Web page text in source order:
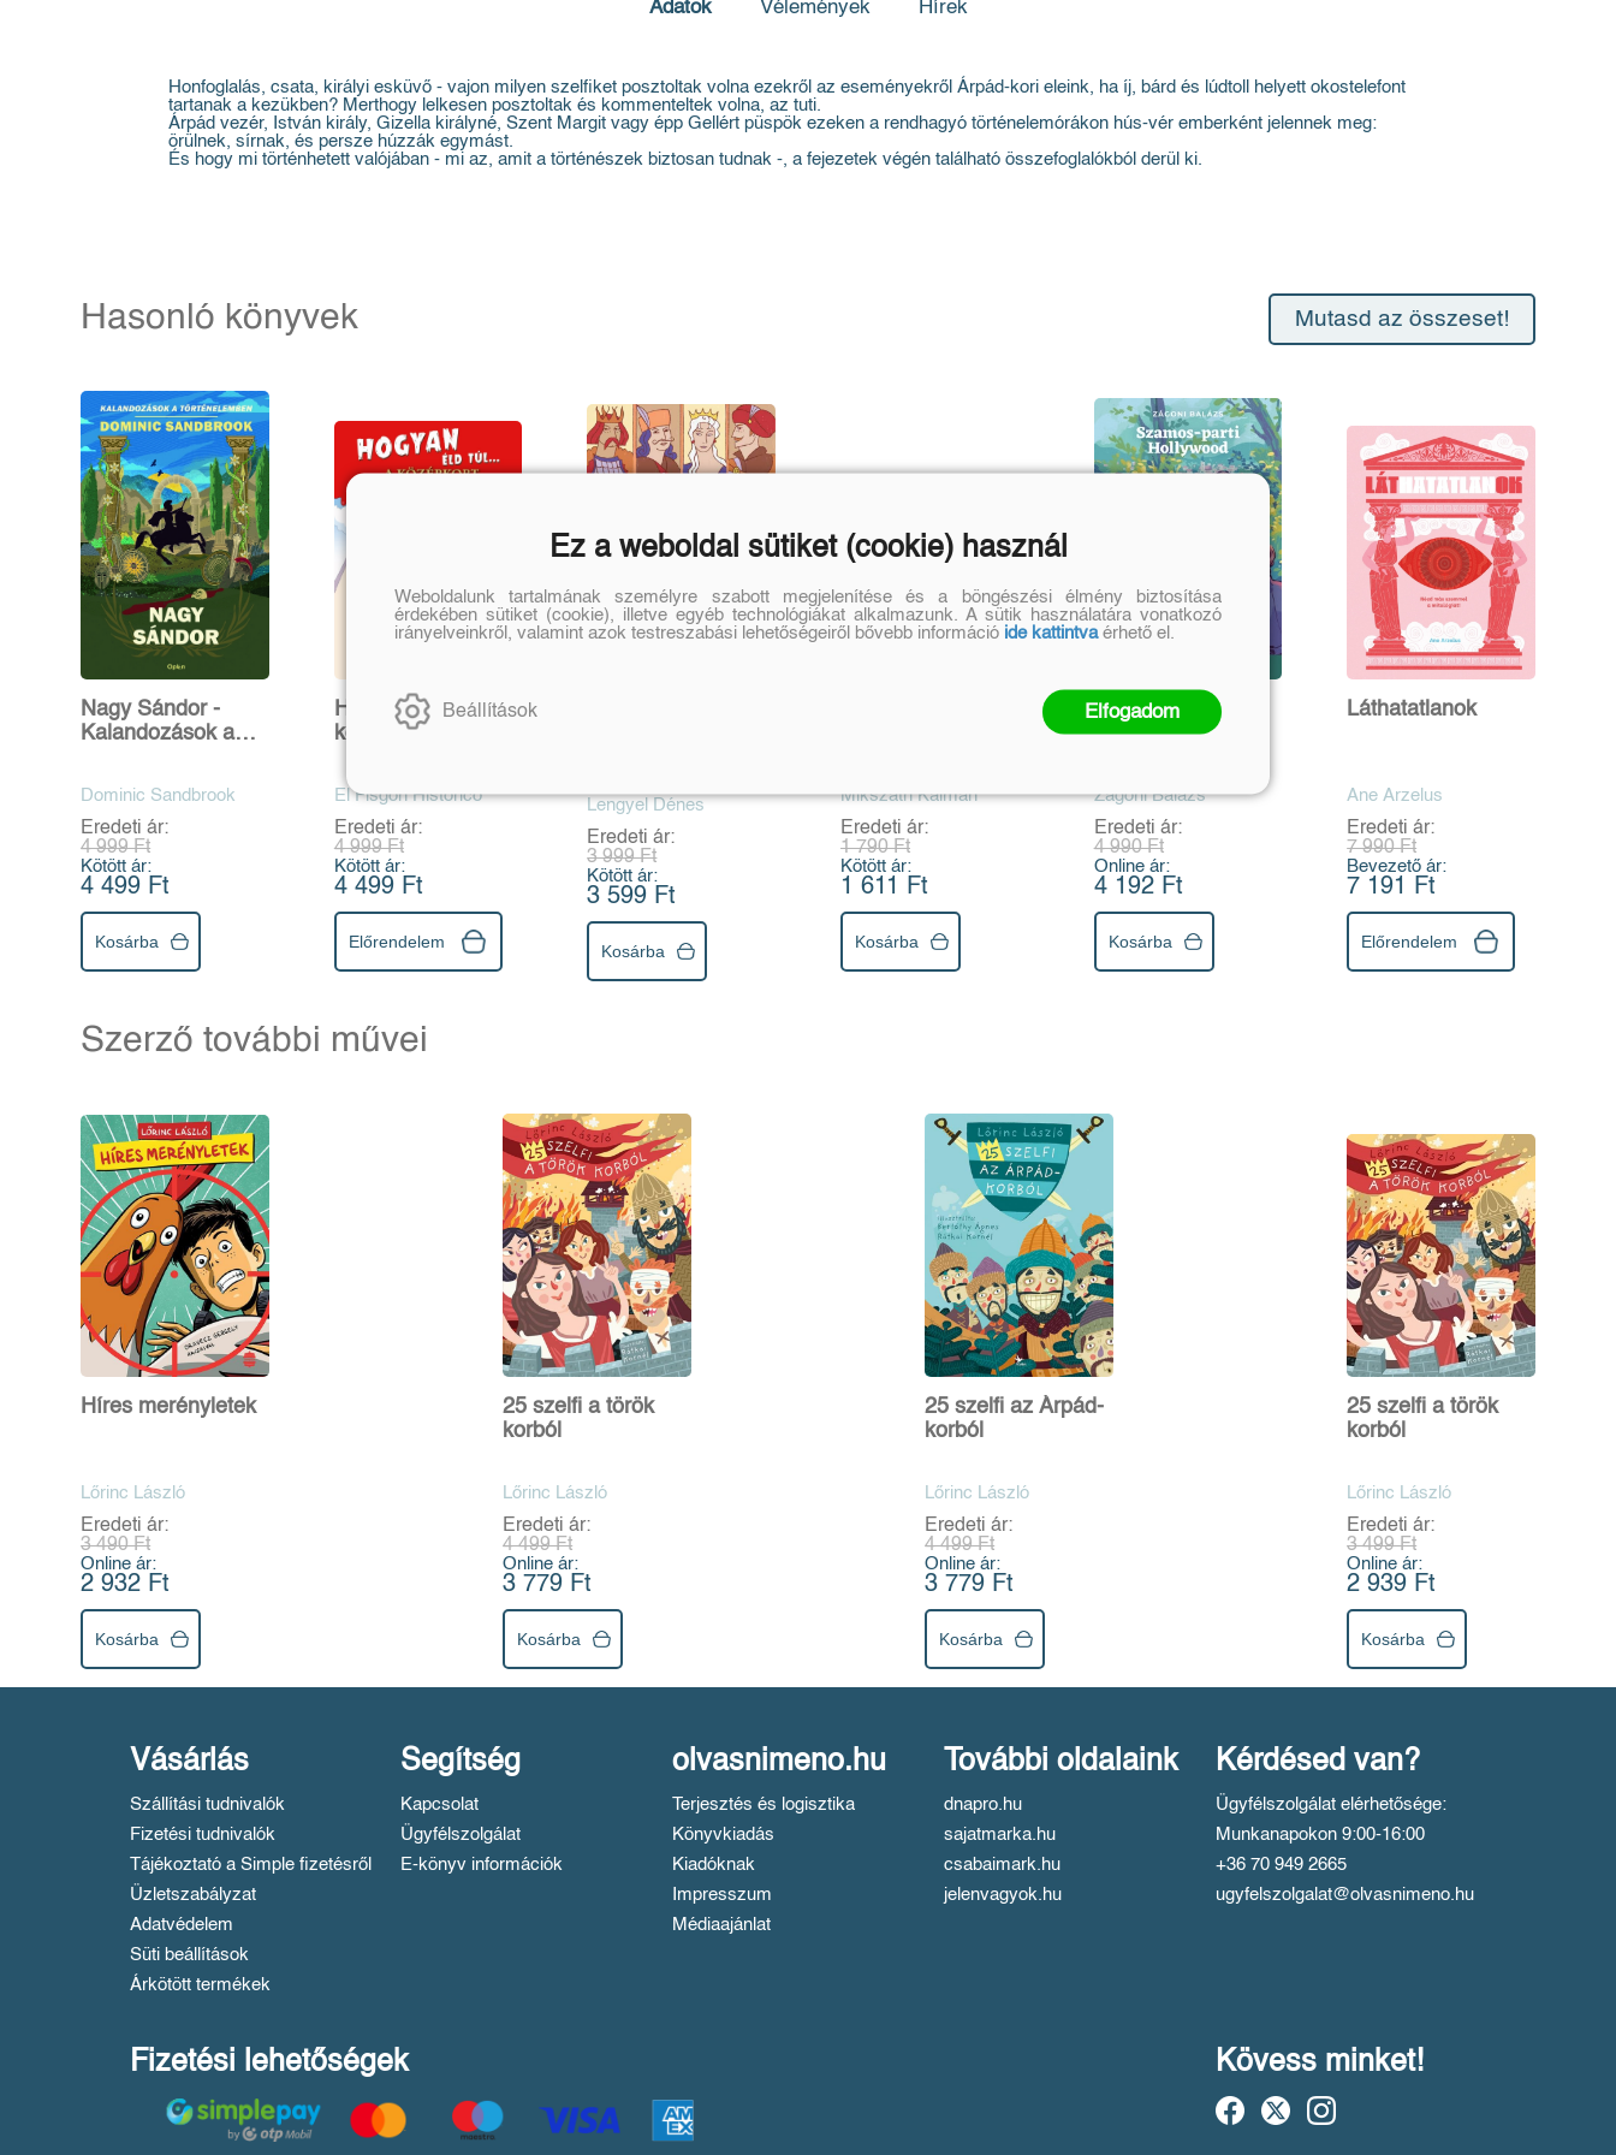
Adatok Vélemények Hírek
Honfoglalás, csata, királyi esküvő - vajon milyen szelfiket posztoltak volna ezekről az eseményekről Árpád-kori eleink, ha íj, bárd és lúdtoll helyett okostelefont
tartanak a kezükben? Merthogy lelkesen posztoltak és kommenteltek volna, az tuti.
Árpád vezér, István király, Gizella királyné, Szent Margit vagy épp Gellért püspök ezeken a rendhagyó történelemórákon hús-vér emberként jelennek meg:
örülnek, sírnak, és persze húzzák egymást.
És hogy mi történhetett valójában - mi az, amit a történészek biztosan tudnak -, a fejezetek végén található összefoglalókból derül ki.
Hasonló könyvek Mutasd az összeset!
Nagy Sándor -
Kalandozások a
Dominic Sandbrook
Eredeti ár:
4 999 Ft
Kötött ár:
4 499 Ft
Kosárba
Hogyan éld túl... a
középkort
El Fisgón Histórico
Eredeti ár:
4 999 Ft
Kötött ár:
4 499 Ft
Előrendelem
Mátyás király korától
1848-ig
Lengyel Dénes
Eredeti ár:
3 999 Ft
Kötött ár:
3 599 Ft
Kosárba
Mikszáth Kálmán
Eredeti ár:
1 790 Ft
Kötött ár:
1 611 Ft
Kosárba
Szamos-parti
Hollywood
Zágoni Balázs
Eredeti ár:
4 990 Ft
Online ár:
4 192 Ft
Kosárba
Láthatatlanok
Ane Arzelus
Eredeti ár:
7 990 Ft
Bevezető ár:
7 191 Ft
Előrendelem
Szerző további művei
Híres merényletek
Lőrinc László
Eredeti ár:
3 490 Ft
Online ár:
2 932 Ft
Kosárba
25 szelfi a török
korból
Lőrinc László
Eredeti ár:
4 499 Ft
Online ár:
3 779 Ft
Kosárba
25 szelfi az Árpád-
korból
Lőrinc László
Eredeti ár:
4 499 Ft
Online ár:
3 779 Ft
Kosárba
25 szelfi a török
korból
Lőrinc László
Eredeti ár:
3 499 Ft
Online ár:
2 939 Ft
Kosárba
Vásárlás
Szállítási tudnivalók
Fizetési tudnivalók
Tájékoztató a Simple fizetésről
Üzletszabályzat
Adatvédelem
Süti beállítások
Árkötött termékek
Segítség
Kapcsolat
Ügyfélszolgálat
E-könyv információk
olvasnimeno.hu
Terjesztés és logisztika
Könyvkiadás
Kiadóknak
Impresszum
Médiaajánlat
További oldalaink
dnapro.hu
sajatmarka.hu
csabaimark.hu
jelenvagyok.hu
Kérdésed van?
Ügyfélszolgálat elérhetősége:
Munkanapokon 9:00-16:00
+36 70 949 2665
ugyfelszolgalat@olvasnimeno.hu
Fizetési lehetőségek Kövess minket!
Ez a weboldal sütiket (cookie) használ
Weboldalunk tartalmának személyre szabott megjelenítése és a böngészési élmény biztosítása
érdekében sütiket (cookie), illetve egyéb technológiákat alkalmazunk. A sütik használatára vonatkozó
irányelveinkről, valamint azok testreszabási lehetőségeiről bővebb információ ide kattintvaérhető el.
Beállítások Elfogadom